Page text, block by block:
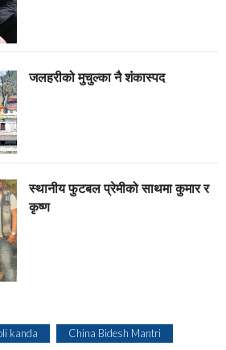
जलहरीको मुचुल्का नै शंंकास्पद
स्थानीय फुटबल प्रेमीको साथमा कुमार र
कृष्ण
kanda China Bidesh Mantri